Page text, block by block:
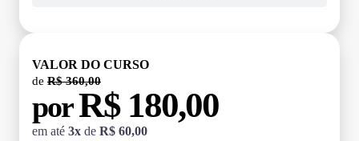
VALOR DO CURSO
de R$ 360,00
porR$ 180,00
em até 3x de R$ 60,00